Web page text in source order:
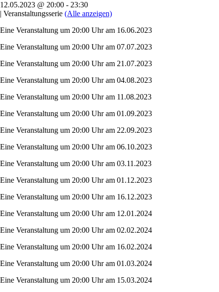
12.05.2023 @ 20:00 - 23:30
| Veranstaltungsserie (Alle anzeigen)
Eine Veranstaltung um 20:00 Uhr am 16.06.2023
Eine Veranstaltung um 20:00 Uhr am 07.07.2023
Eine Veranstaltung um 20:00 Uhr am 21.07.2023
Eine Veranstaltung um 20:00 Uhr am 04.08.2023
Eine Veranstaltung um 20:00 Uhr am 11.08.2023
Eine Veranstaltung um 20:00 Uhr am 01.09.2023
Eine Veranstaltung um 20:00 Uhr am 22.09.2023
Eine Veranstaltung um 20:00 Uhr am 06.10.2023
Eine Veranstaltung um 20:00 Uhr am 03.11.2023
Eine Veranstaltung um 20:00 Uhr am 01.12.2023
Eine Veranstaltung um 20:00 Uhr am 16.12.2023
Eine Veranstaltung um 20:00 Uhr am 12.01.2024
Eine Veranstaltung um 20:00 Uhr am 02.02.2024
Eine Veranstaltung um 20:00 Uhr am 16.02.2024
Eine Veranstaltung um 20:00 Uhr am 01.03.2024
Eine Veranstaltung um 20:00 Uhr am 15.03.2024